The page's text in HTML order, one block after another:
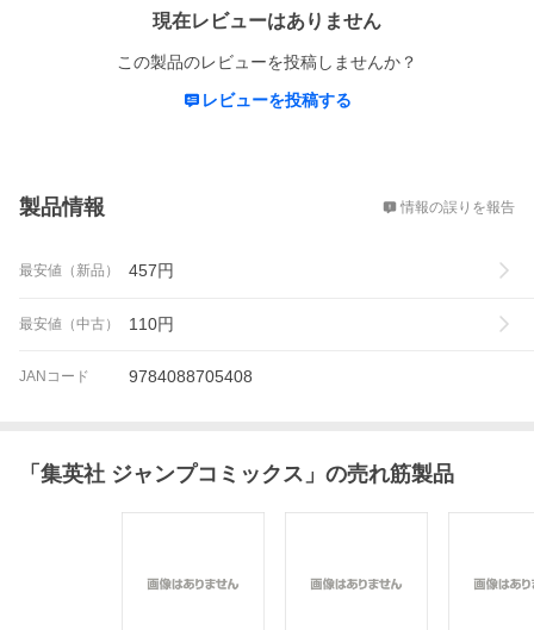
現在レビューはありません
この製品のレビューを投稿しませんか？
レビューを投稿する
製品情報 情報の誤りを報告
最安値（新品） 457円
最安値（中古） 110円
JANコード 9784088705408
「 集英社 ジャンプコミックス 」の売れ筋製品